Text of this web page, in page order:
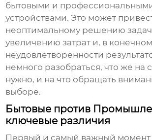
бытовыми и
устройствами. Это может
неоптимальному решению
увеличению затрат и, в
неудовлетворенности
немного разобраться, что же на
нужно, и на что обращать
выборе.
Бытовые против
ключевые различия
Первый и самый важный момент